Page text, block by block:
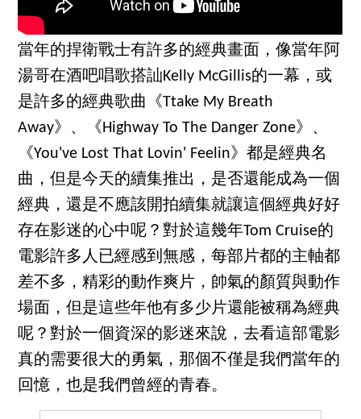
當年的捍衛戰士有許多的經典畫面，像當年阿
湯哥在酒吧唱歌搭訕Kelly McGillis的一幕，或
是許多的經典歌曲《Ttake My Breath
Away》、《Highway To The Danger Zone》、
《You've Lost That Lovin' Feelin》都是經典名
曲，但是今天的續集推出，是否還能成為一個
經典，還是不應該開拍續集就讓這個經典好好
存在影迷的心中呢？對於這幾年Tom Cruise的
電影許多人已經感到無感，每部片都的主軸都
差不多，精彩的動作爽片，帥氣的顏質與動作
場面，但是這些年他有多少片還能被稱為經典
呢？對於一個資深的影迷來說，去看這部電影
真的需要很大的勇氣，那個不僅是我們當年的
回憶，也是我們曾經的青春。